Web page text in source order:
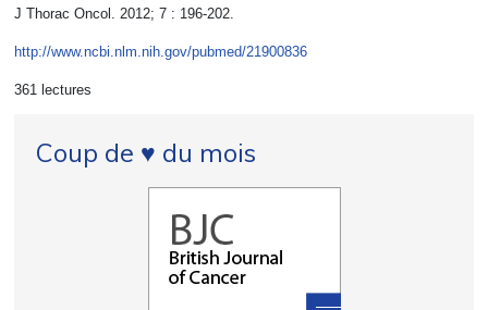
J Thorac Oncol. 2012; 7 : 196-202.
http://www.ncbi.nlm.nih.gov/pubmed/21900836
361 lectures
Coup de ♥ du mois